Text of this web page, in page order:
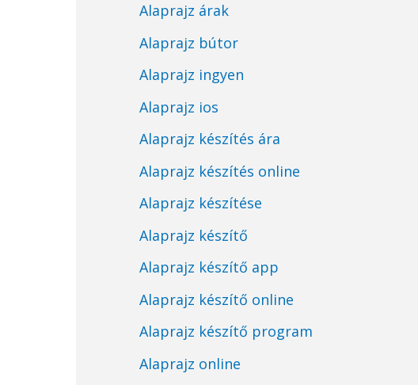
Alaprajz árak
Alaprajz bútor
Alaprajz ingyen
Alaprajz ios
Alaprajz készítés ára
Alaprajz készítés online
Alaprajz készítése
Alaprajz készítő
Alaprajz készítő app
Alaprajz készítő online
Alaprajz készítő program
Alaprajz online